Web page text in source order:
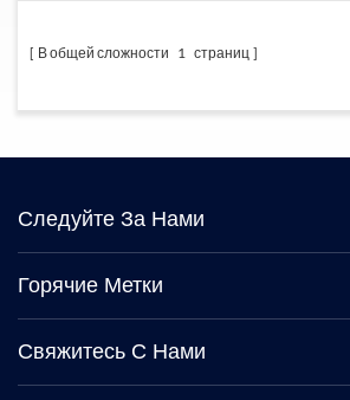
В общей сложности 1 страниц
Следуйте За Нами
Горячие Метки
Свяжитесь С Нами